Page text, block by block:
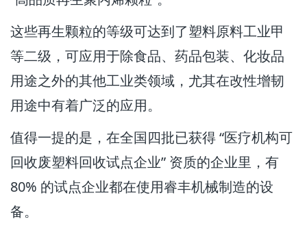
这些再生颗粒的等级可达到了塑料原料工业甲
等二级，可应用于除食品、药品包装、化妆品
用途之外的其他工业类领域，尤其在改性增韧
用途中有着广泛的应用。
值得一提的是，在全国四批已获得 “医疗机构可
回收废塑料回收试点企业” 资质的企业里，有
80% 的试点企业都在使用睿丰机械制造的设
备。